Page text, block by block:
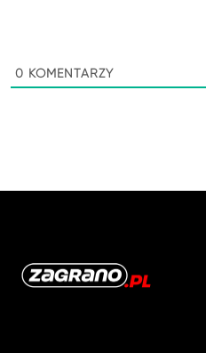
0 KOMENTARZY